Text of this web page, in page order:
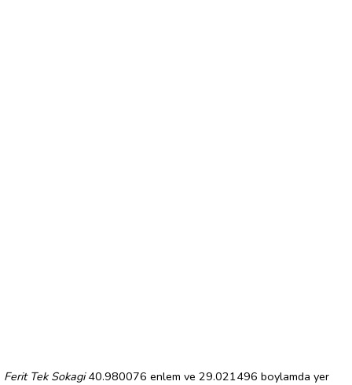
Ferit Tek Sokagi40.980076 enlem ve 29.021496 boylamda yer